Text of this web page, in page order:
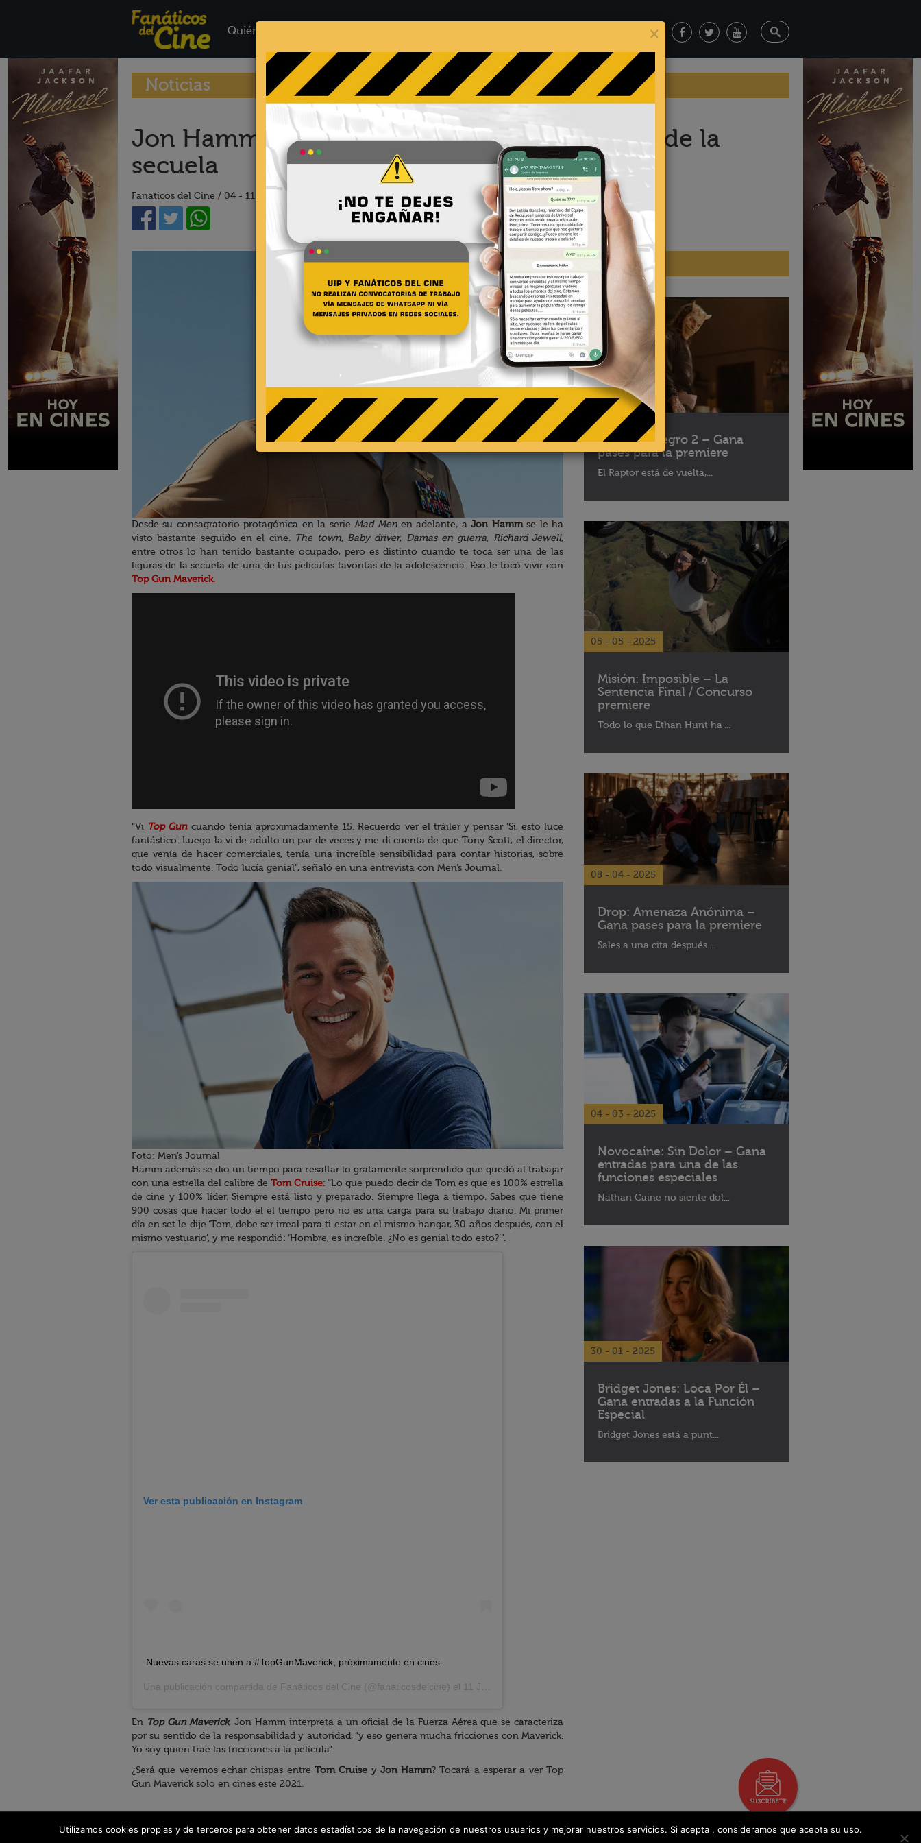
Quiénes Somos
Noticias
Jon Hamm, de fanático de Top Gun a estrella de la
secuela
Fanaticos del Cine / 04 - 11 - 20
Desde su consagratorio protagónica en la serieMad Menen adelante, aJon Hammse le ha
visto bastante seguido en el cine. The town, Baby driver, Damas en guerra, Richard Jewell,
entre otros lo han tenido bastante ocupado, pero es distinto cuando te toca ser una de las
figuras de la secuela de una de tus películas favoritas de la adolescencia. Eso le tocó vivir con
Top Gun Maverick.
“Vi Top Guncuando tenía aproximadamente 15. Recuerdo ver el tráiler y pensar ‘Sí, esto luce
fantástico’. Luego la vi de adulto un par de veces y me di cuenta de que Tony Scott, el director,
que venía de hacer comerciales, tenía una increíble sensibilidad para contar historias, sobre
todo visualmente. Todo lucía genial”, señaló en una entrevista con Men’s Journal.
Foto: Men’s Journal
Hamm además se dio un tiempo para resaltar lo gratamente sorprendido que quedó al trabajar
con una estrella del calibre de Tom Cruise: “Lo que puedo decir de Tom es que es 100% estrella
de cine y 100% líder. Siempre está listo y preparado. Siempre llega a tiempo. Sabes que tiene
900 cosas que hacer todo el el tiempo pero no es una carga para su trabajo diario. Mi primer
día en set le dije ‘Tom, debe ser irreal para ti estar en el mismo hangar, 30 años después, con el
mismo vestuario’, y me respondió: ‘Hombre, es increíble. ¿No es genial todo esto?’”.
Ver esta publicación en Instagram
Nuevas caras se unen a #TopGunMaverick, próximamente en cines.
Una publicación compartida de Fanáticos del Cine (@fanaticosdelcine) el 11 Jul, 2020 a las 10:45 PDT
En Top Gun Maverick, Jon Hamm interpreta a un oficial de la Fuerza Aérea que se caracteriza
por su sentido de la responsabilidad y autoridad, “y eso genera mucha fricciones con Maverick.
Yo soy quien trae las fricciones a la película”.
¿Será que veremos echar chispas entre Tom Cruise y Jon Hamm? Tocará a esperar a ver Top
Gun Maverick solo en cines este 2021.
Noticias
02 - 10 - 2025
Teléfono Negro 2 – Gana
pases para la premiere
El Raptor está de vuelta,...
05 - 05 - 2025
Misión: Imposible – La
Sentencia Final / Concurso
premiere
Todo lo que Ethan Hunt ha ...
08 - 04 - 2025
Drop: Amenaza Anónima –
Gana pases para la premiere
Sales a una cita después ...
04 - 03 - 2025
Novocaine: Sin Dolor – Gana
entradas para una de las
funciones especiales
Nathan Caine no siente dol...
30 - 01 - 2025
Bridget Jones: Loca Por Él –
Gana entradas a la Función
Especial
Bridget Jones está a punt...
© 2026 Fanáticos del Cine - Todos los derechos reservados
Libro De Reclamaciones
×
Utilizamos cookies propias y de terceros para obtener datos estadísticos de la navegación de nuestros usuarios y mejorar nuestros servicios. Si acepta , consideramos que acepta su uso.